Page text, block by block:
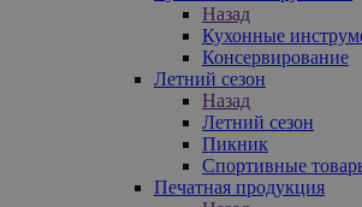
Назад
Кухонные
Консервирование
Летний сезон
Назад
Летний сезон
Пикник
Спортивные
Печатная продукция